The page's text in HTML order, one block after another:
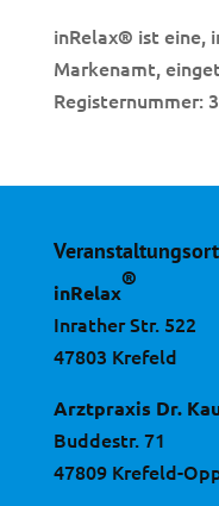
inRelax® ist eine,
Markenamt,
Registernummer:
inRelax
®
Inrather Str. 522
47803 Krefeld
Arztpraxis Dr.
Buddestr. 71
47809 Krefeld-